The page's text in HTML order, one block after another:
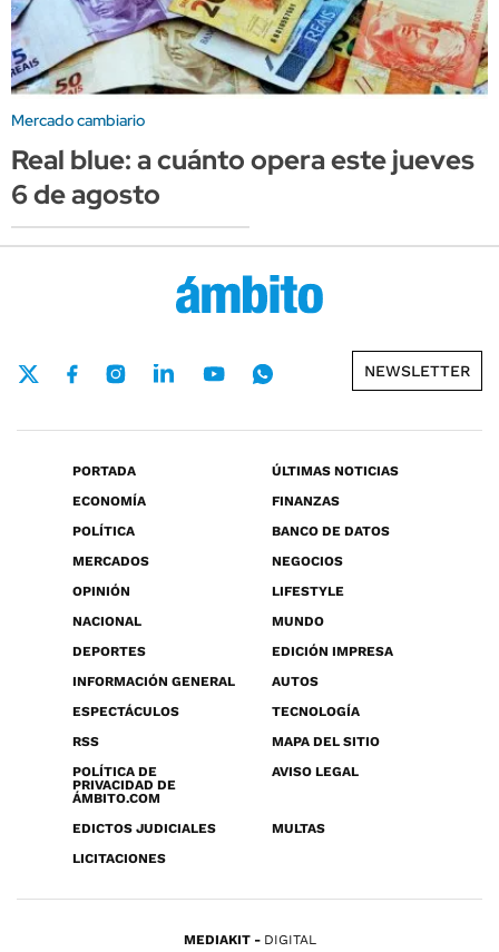
Mercado cambiario
Real blue: a cuánto opera este jueves
6 de agosto
NEWSLETTER
PORTADA
ÚLTIMAS NOTICIAS
ECONOMÍA
FINANZAS
POLÍTICA
BANCO DE DATOS
MERCADOS
NEGOCIOS
OPINIÓN
LIFESTYLE
NACIONAL
MUNDO
DEPORTES
EDICIÓN IMPRESA
INFORMACIÓN GENERAL
AUTOS
ESPECTÁCULOS
TECNOLOGÍA
RSS
MAPA DEL SITIO
POLÍTICA DE
PRIVACIDAD DE
ÁMBITO.COM
AVISO LEGAL
EDICTOS JUDICIALES
MULTAS
LICITACIONES
MEDIAKIT DIGITAL